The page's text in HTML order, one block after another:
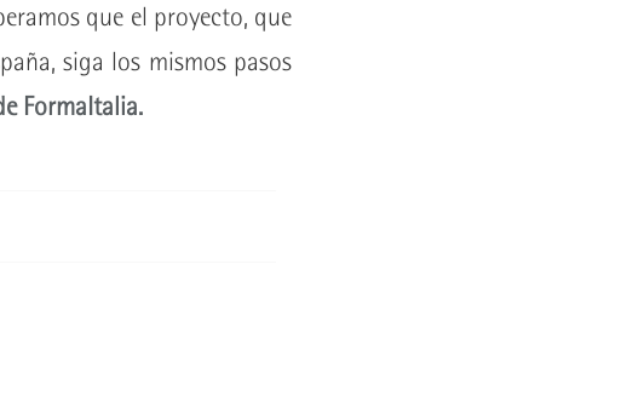
que el proyecto, que
siga los mismos pasos
FormaItalia.